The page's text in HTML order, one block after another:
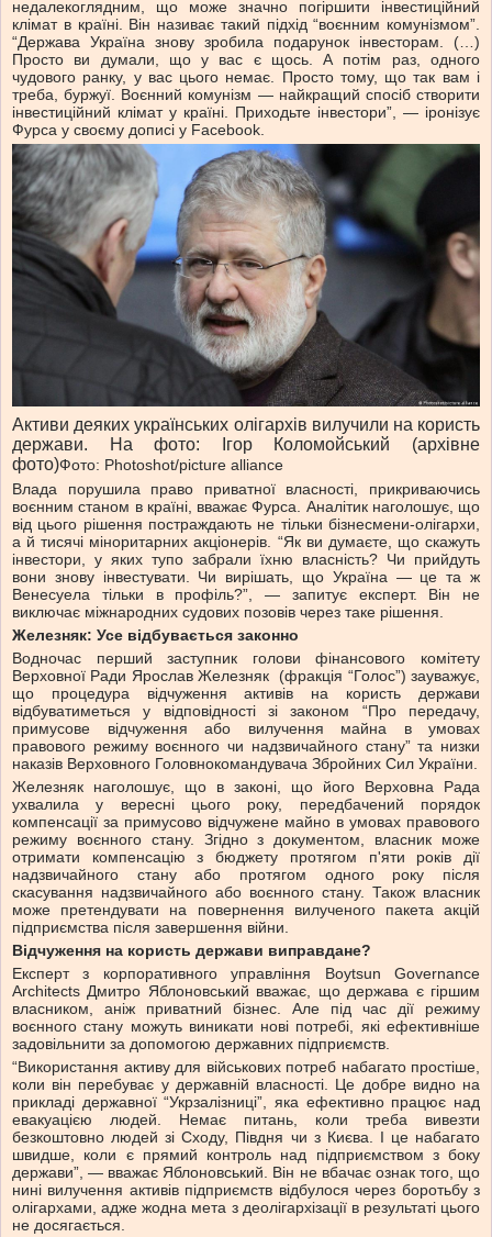
недалекоглядним, що може значно погіршити інвестиційний
клімат в країні. Він називає такий підхід “воєнним комунізмом”.
“Держава Україна знову зробила подарунок інвесторам. (…)
Просто ви думали, що у вас є щось. А потім раз, одного
чудового ранку, у вас цього немає. Просто тому, що так вам і
треба, буржуї. Воєнний комунізм — найкращий спосіб створити
інвестиційний клімат у країні. Приходьте інвестори”, — іронізує
Фурса у своєму дописі у Facebook.
Активи деяких українських олігархів вилучили на користь
держави. На фото: Ігор Коломойський (архівне
фото)Фото: Photoshot/picture alliance
Влада порушила право приватної власності, прикриваючись
воєнним станом в країні, вважає Фурса. Аналітик наголошує, що
від цього рішення постраждають не тільки бізнесмени-олігархи,
а й тисячі міноритарних акціонерів. “Як ви думаєте, що скажуть
інвестори, у яких тупо забрали їхню власність? Чи прийдуть
вони знову інвестувати. Чи вирішать, що Україна — це та ж
Венесуела тільки в профіль?”, — запитує експерт. Він не
виключає міжнародних судових позовів через таке рішення.
Железняк: Усе відбувається законно
Водночас перший заступник голови фінансового комітету
Верховної Ради Ярослав Железняк (фракція “Голос”) зауважує,
що процедура відчуження активів на користь держави
відбуватиметься у відповідності зі законом “Про передачу,
примусове відчуження або вилучення майна в умовах
правового режиму воєнного чи надзвичайного стану” та низки
наказів Верховного Головнокомандувача Збройних Сил України.
Железняк наголошує, що в законі, що його Верховна Рада
ухвалила у вересні цього року, передбачений порядок
компенсації за примусово відчужене майно в умовах правового
режиму воєнного стану. Згідно з документом, власник може
отримати компенсацію з бюджету протягом п'яти років дії
надзвичайного стану або протягом одного року після
скасування надзвичайного або воєнного стану. Також власник
може претендувати на повернення вилученого пакета акцій
підприємства після завершення війни.
Відчуження на користь держави виправдане?
Експерт з корпоративного управління Boytsun Governance
Architects Дмитро Яблоновський вважає, що держава є гіршим
власником, аніж приватний бізнес. Але під час дії режиму
воєнного стану можуть виникати нові потребі, які ефективніше
задовільнити за допомогою державних підприємств.
“Використання активу для військових потреб набагато простіше,
коли він перебуває у державній власності. Це добре видно на
прикладі державної “Укрзалізниці”, яка ефективно працює над
евакуацією людей. Немає питань, коли треба вивезти
безкоштовно людей зі Сходу, Півдня чи з Києва. І це набагато
швидше, коли є прямий контроль над підприємством з боку
держави”, — вважає Яблоновський. Він не вбачає ознак того, що
нині вилучення активів підприємств відбулося через боротьбу з
олігархами, адже жодна мета з деолігархізації в результаті цього
не досягається.